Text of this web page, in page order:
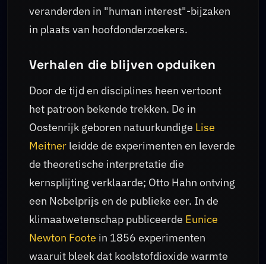
veranderden in "human interest"-bijzaken
in plaats van hoofdonderzoekers.
Verhalen die blijven opduiken
Door de tijd en disciplines heen vertoont
het patroon bekende trekken. De in
Oostenrijk geboren natuurkundige Lise
Meitner leidde de experimenten en leverde
de theoretische interpretatie die
kernsplijting verklaarde; Otto Hahn ontving
een Nobelprijs en de publieke eer. In de
klimaatwetenschap publiceerde Eunice
Newton Foote in 1856 experimenten
waaruit bleek dat koolstofdioxide warmte